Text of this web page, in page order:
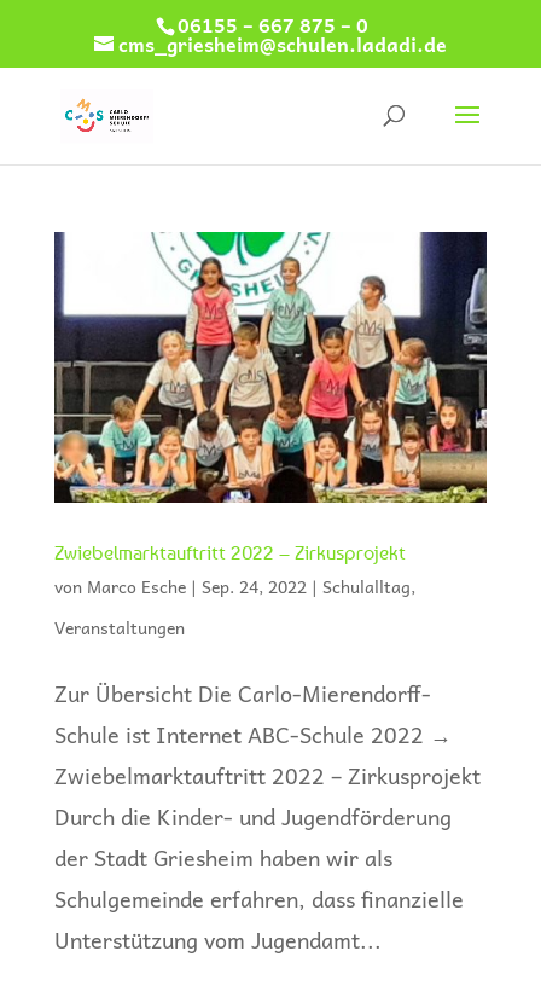
06155 – 667 875 – 0
cms_griesheim@schulen.ladadi.de
Zwiebelmarktauftritt 2022 – Zirkusprojekt
von Marco Esche| Sep. 24, 2022| Schulalltag,
Veranstaltungen
Zur Übersicht Die Carlo-Mierendorff-
Schule ist Internet ABC-Schule 2022 →
Zwiebelmarktauftritt 2022 – Zirkusprojekt
Durch die Kinder- und Jugendförderung
der Stadt Griesheim haben wir als
Schulgemeinde erfahren, dass finanzielle
Unterstützung vom Jugendamt...